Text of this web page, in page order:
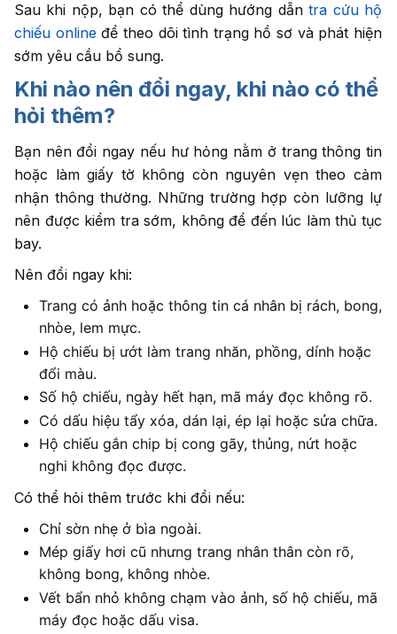
Sau khi nộp, bạn có thể dùng hướng dẫntra cứu hộ
chiếu onlineđể theo dõi tình trạng hồ sơ và phát hiện
sớm yêu cầu bổ sung.
Khi nào nên đổi ngay, khi nào có thể
hỏi thêm?
Bạn nên đổi ngay nếu hư hỏng nằm ở trang thông tin
hoặc làm giấy tờ không còn nguyên vẹn theo cảm
nhận thông thường. Những trường hợp còn lưỡng lự
nên được kiểm tra sớm, không để đến lúc làm thủ tục
bay.
Nên đổi ngay khi:
Trang có ảnh hoặc thông tin cá nhân bị rách, bong,
nhòe, lem mực.
Hộ chiếu bị ướt làm trang nhăn, phồng, dính hoặc
đổi màu.
Số hộ chiếu, ngày hết hạn, mã máy đọc không rõ.
Có dấu hiệu tẩy xóa, dán lại, ép lại hoặc sửa chữa.
Hộ chiếu gắn chip bị cong gãy, thủng, nứt hoặc
nghi không đọc được.
Có thể hỏi thêm trước khi đổi nếu:
Chỉ sờn nhẹ ở bìa ngoài.
Mép giấy hơi cũ nhưng trang nhân thân còn rõ,
không bong, không nhòe.
Vết bẩn nhỏ không chạm vào ảnh, số hộ chiếu, mã
máy đọc hoặc dấu visa.